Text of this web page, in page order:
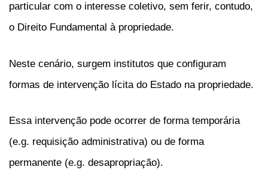
particular com o interesse coletivo, sem ferir, contudo,
o Direito Fundamental à propriedade.
Neste cenário, surgem institutos que configuram
formas de intervenção lícita do Estado na propriedade.
Essa intervenção pode ocorrer de forma temporária
(e.g. requisição administrativa) ou de forma
permanente (e.g. desapropriação).